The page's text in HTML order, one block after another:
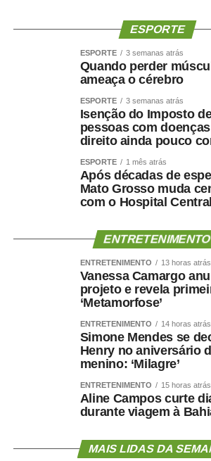
ESPORTE
ESPORTE 3 semanas atrás
Quando perder
ameaça o cérebro
ESPORTE 3 semanas atrás
Isenção do Imposto
pessoas com
direito ainda pouco
ESPORTE 1 mês atrás
Após décadas de
Mato Grosso muda
com o Hospital Central
ENTRETENIMENTO
ENTRETENIMENTO 13 horas atrás
Vanessa Camargo
projeto e revela
‘Metamorfose’
ENTRETENIMENTO 14 horas atrás
Simone Mendes se
Henry no aniversário
menino: ‘Milagre’
ENTRETENIMENTO 15 horas atrás
Aline Campos curte
durante viagem à
MAIS LIDAS DA